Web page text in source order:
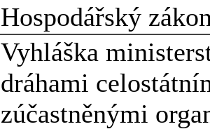
Hospodářský
Vyhláška
dráhami
zúčastněnými